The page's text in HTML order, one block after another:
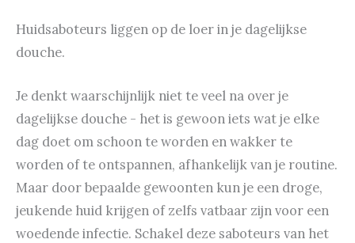
Huidsaboteurs liggen op de loer in je dagelijkse
douche.
Je denkt waarschijnlijk niet te veel na over je
dagelijkse douche - het is gewoon iets wat je elke
dag doet om schoon te worden en wakker te
worden of te ontspannen, afhankelijk van je routine.
Maar door bepaalde gewoonten kun je een droge,
jeukende huid krijgen of zelfs vatbaar zijn voor een
woedende infectie. Schakel deze saboteurs van het